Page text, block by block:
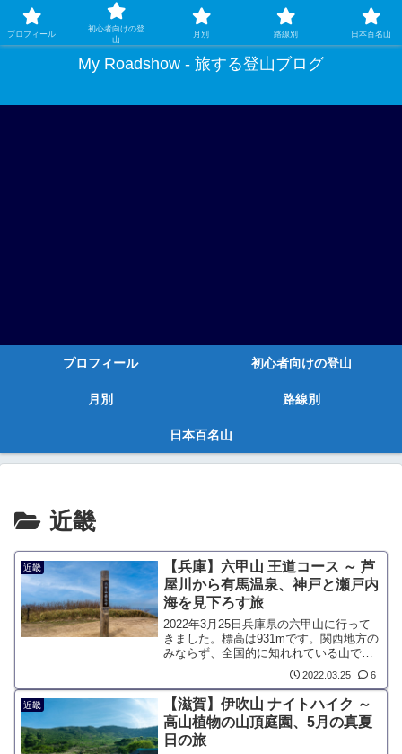
ガチ登山ではなく、グルメや温泉、観光もする旅する登山
My Roadshow - 旅する登山ブログ
プロフィール 初心者向けの登山
月別 路線別
日本百名山
近畿
近畿
【兵庫】六甲山 王道コース ～ 芦
屋川から有馬温泉、神戸と瀬戸内
海を見下ろす旅
2022年3月25日兵庫県の六甲山に行って
きました。標高は931mです。関西地方の
みならず、全国的に知れれている山で
す。神戸市、宝塚市、芦屋市、西宮市に
属していて、実は「六甲山」と言う単体
の山はなく、大小たくさんの山の総称で
す。
2022.03.25 6
近畿
【滋賀】伊吹山 ナイトハイク ～
高山植物の山頂庭園、5月の真夏
日の旅
プロフィール
初心者向けの登
山
月別 路線別 日本百名山